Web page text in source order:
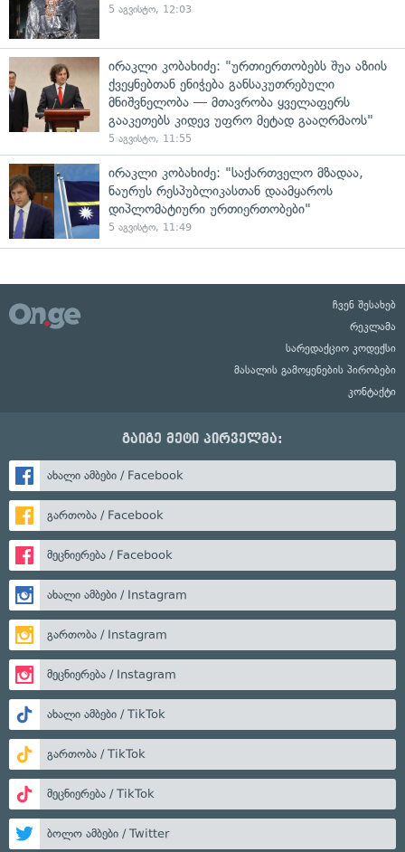
5 აგვისტო, 12:03
ირაკლი კობახიძე: "ურთიერთობებს შუა აზიის
ქვეყნებთან ენიჭება განსაკუთრებული
მნიშვნელობა — მთავრობა ყველაფერს
გააკეთებს კიდევ უფრო მეტად გააღრმაოს"
5 აგვისტო, 11:55
ირაკლი კობახიძე: "საქართველო მზადაა,
ნაურუს რესპუბლიკასთან დაამყაროს
დიპლომატიური ურთიერთობები"
5 აგვისტო, 11:49
ჩვენ შესახებ
რეკლამა
სარედაქციო კოდექსი
მასალის გამოყენების პირობები
კონტაქტი
გაიგე მეტი პირველმა:
ახალი ამბები / Facebook
გართობა / Facebook
მეცნიერება / Facebook
ახალი ამბები / Instagram
გართობა / Instagram
მეცნიერება / Instagram
ახალი ამბები / TikTok
გართობა / TikTok
მეცნიერება / TikTok
ბოლო ამბები / Twitter